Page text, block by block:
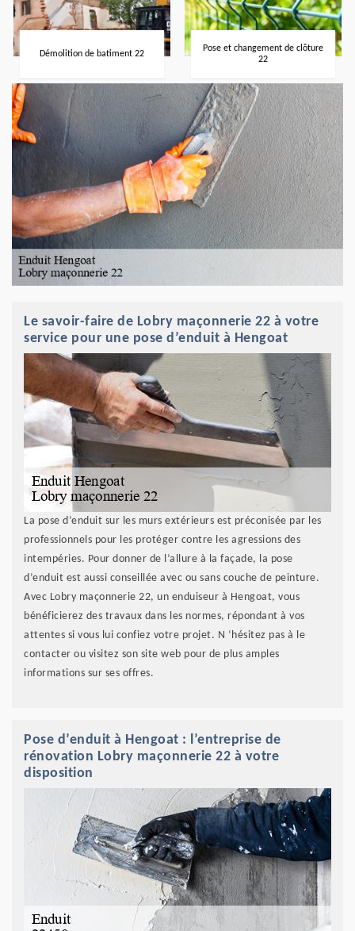
Démolition de batiment 22
Pose et changement de clôture
22
Le savoir-faire de Lobry maçonnerie 22 à votre
service pour une pose d’enduit à Hengoat
La pose d’enduit sur les murs extérieurs est préconisée par les
professionnels pour les protéger contre les agressions des
intempéries. Pour donner de l’allure à la façade, la pose
d’enduit est aussi conseillée avec ou sans couche de peinture.
Avec Lobry maçonnerie 22, un enduiseur à Hengoat, vous
bénéficierez des travaux dans les normes, répondant à vos
attentes si vous lui confiez votre projet. N ‘hésitez pas à le
contacter ou visitez son site web pour de plus amples
informations sur ses offres.
Pose d’enduit à Hengoat : l’entreprise de
rénovation Lobry maçonnerie 22 à votre
disposition